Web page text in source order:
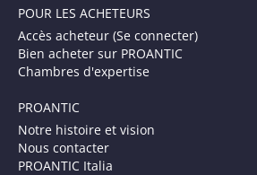
POUR LES ACHETEURS
Accès acheteur (Se connecter)
Bien acheter sur PROANTIC
Chambres d'expertise
PROANTIC
Notre histoire et vision
Nous contacter
PROANTIC Italia